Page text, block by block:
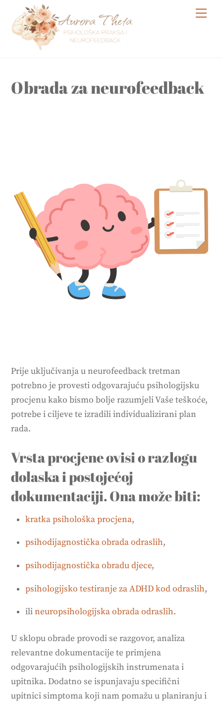
content
Obrada za neurofeedback
Prije uključivanja u neurofeedback tretman
potrebno je provesti odgovarajuću psihologijsku
procjenu kako bismo bolje razumjeli Vaše teškoće,
potrebe i ciljeve te izradili individualizirani plan
rada.
Vrsta procjene ovisi o razlogu
dolaska i postojećoj
dokumentaciji. Ona može biti:
kratka psihološka procjena,
psihodijagnostička obrada odraslih,
psihodijagnostička obradu djece,
psihologijsko testiranje za ADHD kod odraslih,
ilineuropsihologijska obrada odraslih.
U sklopu obrade provodi se razgovor, analiza
relevantne dokumentacije te primjena
odgovarajućih psihologijskih instrumenata i
upitnika. Dodatno se ispunjavaju specifični
upitnici simptoma koji nam pomažu u planiranju i